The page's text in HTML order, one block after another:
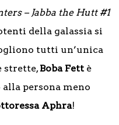
– Jabba the Hutt #1
della galassia si
tutti un’unica
strette,Boba Fett è
persona meno
Aphra!